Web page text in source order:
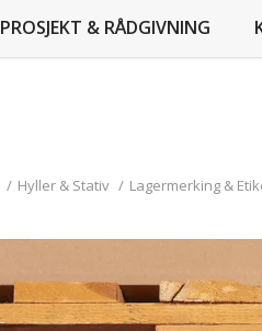
PROSJEKT & RÅDGIVNING
/ Hyller & Stativ / Lagermerking &